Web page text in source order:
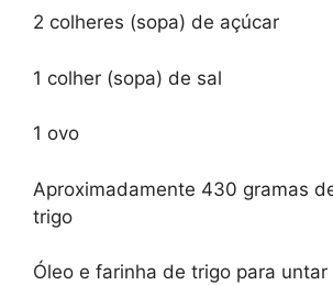
2 colheres (sopa) de açúcar
1 colher (sopa) de sal
1 ovo
Aproximadamente 430 gramas
trigo
Óleo e farinha de trigo para